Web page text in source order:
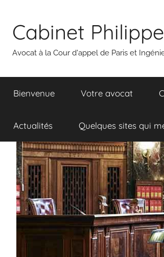
contenu
Cabinet
Avocat à la Cour d'appel de Paris et
Bienvenue Votre avocat
Actualités Quelques sites qui